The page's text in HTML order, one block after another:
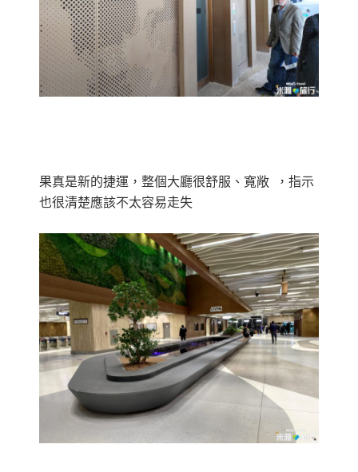
果真是新的捷運，整個大廳很舒服、寬敞 ，指示
也很清楚應該不太容易走失